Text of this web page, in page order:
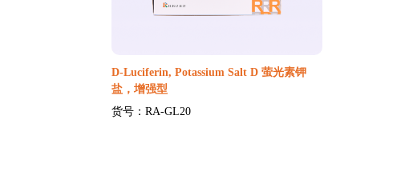
D-Luciferin, Potassium Salt D 萤光素钾
盐，增强型
货号：RA-GL20